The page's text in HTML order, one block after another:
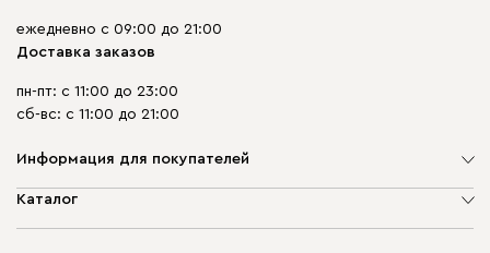
ежедневно с 09:00 до 21:00
Доставка заказов
пн-пт: с 11:00 до 23:00
сб-вс: с 11:00 до 21:00
Информация для покупателей
О компании
Каталог